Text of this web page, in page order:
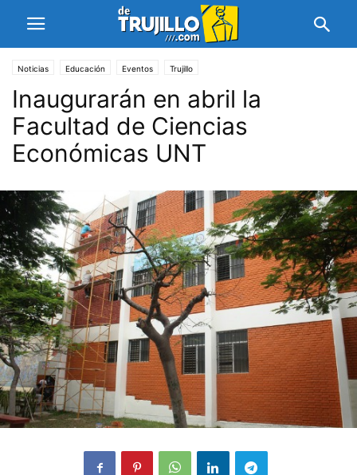
Noticias Educación Eventos Trujillo
Inaugurarán en abril la
Facultad de Ciencias
Económicas UNT